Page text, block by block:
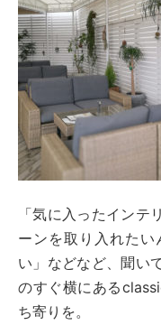
「気に入ったインテ
ーンを取り入れた
い」などなど、聞い
のすぐ横にある
ち寄りを。